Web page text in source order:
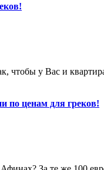
чтобы у Вас и
по ценам для греков!